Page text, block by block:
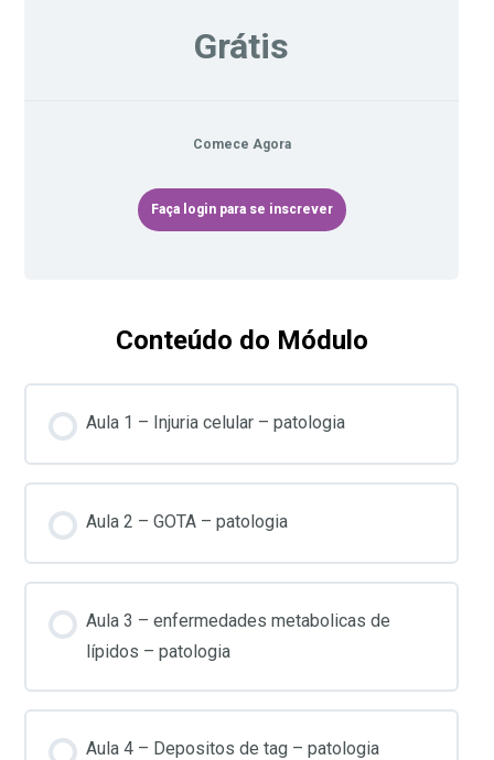
Grátis
Comece Agora
Faça login para se inscrever
Conteúdo do Módulo
Aula 1 – Injuria celular – patologia
Aula 2 – GOTA – patologia
Aula 3 – enfermedades metabolicas de
lípidos – patologia
Aula 4 – Depositos de tag – patologia